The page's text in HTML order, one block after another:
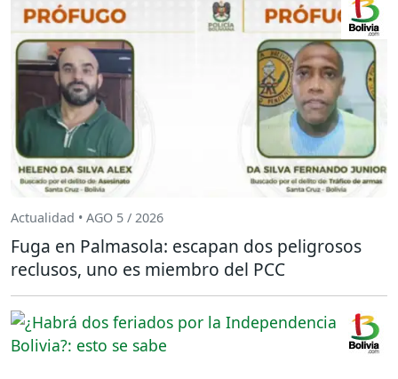
Actualidad • AGO 5 / 2026
Fuga en Palmasola: escapan dos peligrosos
reclusos, uno es miembro del PCC